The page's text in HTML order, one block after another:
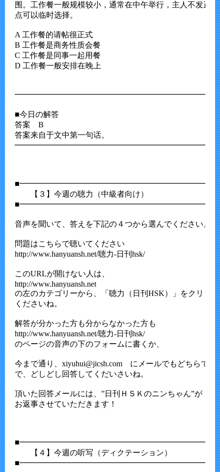
围。工作餐一般规模较小，通常在中午举行，主人不发正
点可以临时选择。
A 工作餐的请帖很正式
B 工作餐是商务性质会餐
C 工作餐是同事一起用餐
D 工作餐一般安排在晚上
■今日の解答
答案　B
答案来自于文中第一句话。
【３】今週の聴力（中級者向け）
音声を聞いて、答えを下記の４つから選んでください。
問題はこちらで聴いてください
http://www.hanyuansh.net/聴力-日刊hsk/
このURLが開けない人は、
http://www.hanyuansh.net
の左のカテゴリーから、「聴力（日刊HSK）」をクリッ
くださいね。
解答が分かった方も分からなかった方も
http://www.hanyuansh.net/聴力-日刊hsk/
のページの音声の下のフォームに書くか、
今まで通り、xiyuhui@jicsh.com　にメールでもどちらでも
で、どしどし回答してくだいさいね。
頂いた回答メールには、”日刊ＨＳＫのニンちゃん”が
お返事させていただきます！
【４】今週の听写（ディクテーション）